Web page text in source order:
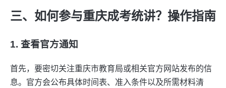
三、如何参与重庆成考统讲？操作指南
1. 查看官方通知
首先，要密切关注重庆市教育局或相关官方网站发布的信
息。官方会公布具体时间表、准入条件以及所需材料清